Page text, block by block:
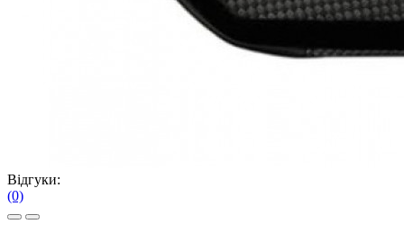
Відгуки:
(0)